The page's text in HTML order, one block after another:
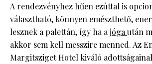
A rendezvényhez hűen ezúttal is
választható, könnyen emészthető,
lesznek a palettán, így ha a jóga után
akkor sem kell messzire menned. Az
Margitsziget Hotel kiváló